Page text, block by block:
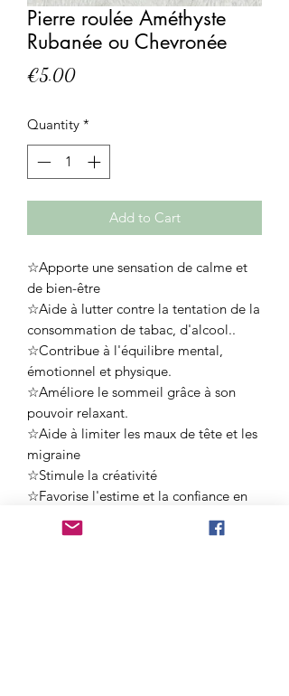
Pierre roulée Améthyste
Rubanée ou Chevronée
€5.00Price
Quantity *
Add to Cart
☆Apporte une sensation de calme et
de bien-être
☆Aide à lutter contre la tentation de la
consommation de tabac, d'alcool..
☆Contribue à l'équilibre mental,
émotionnel et physique.
☆Améliore le sommeil grâce à son
pouvoir relaxant.
☆Aide à limiter les maux de tête et les
migraine
☆Stimule la créativité
☆Favorise l'estime et la confiance en
☆Favorise les idées claires.